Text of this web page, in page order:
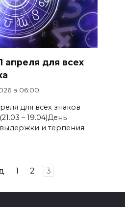
апреля для всех
в 06:00
для всех знаков
– 19.04)День
и терпения.
1 2 3